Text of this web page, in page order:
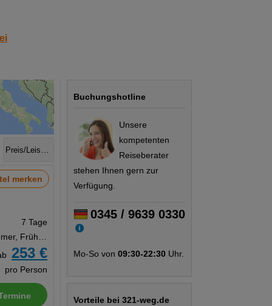
Buchungshotline
Unsere
kompetenten
Reiseberater
stehen Ihnen gern zur
Verfügung.
0345 / 9639 0330
Mo-So von 09:30-22:30 Uhr.
Vorteile bei 321-weg.de
Preis/Leistung
merken
7 Tage
Doppelzimmer, Frühstück
253 €
pro Person